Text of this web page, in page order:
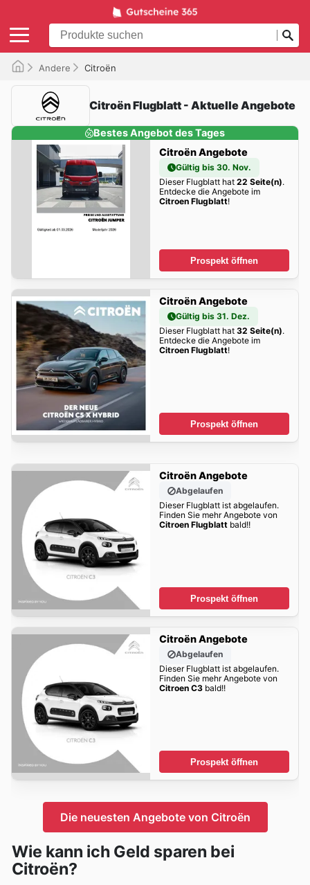
Andere Citroën
Citroën Flugblatt - Aktuelle Angebote
Bestes Angebot des Tages
Citroën Angebote
Gültig bis 30. Nov.
Dieser Flugblatt hat 22 Seite(n).
Entdecke die Angebote im
Citroen Flugblatt!
Prospekt öffnen
Citroën Angebote
Gültig bis 31. Dez.
Dieser Flugblatt hat 32 Seite(n).
Entdecke die Angebote im
Citroen Flugblatt!
Prospekt öffnen
Citroën Angebote
Abgelaufen
Dieser Flugblatt ist abgelaufen.
Finden Sie mehr Angebote von
Citroen Flugblattbald!!
Prospekt öffnen
Citroën Angebote
Abgelaufen
Dieser Flugblatt ist abgelaufen.
Finden Sie mehr Angebote von
Citroen C3bald!!
Prospekt öffnen
Die neuesten Angebote von Citroën
Wie kann ich Geld sparen bei
Citroën?